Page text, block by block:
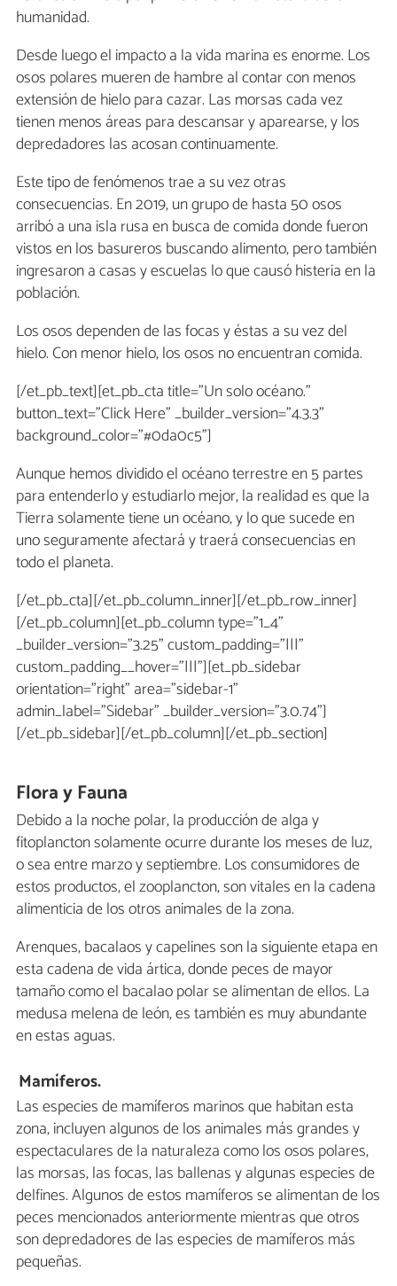
humanidad.
Desde luego el impacto a la vida marina es enorme. Los
osos polares mueren de hambre al contar con menos
extensión de hielo para cazar. Las morsas cada vez
tienen menos áreas para descansar y aparearse, y los
depredadores las acosan continuamente.
Este tipo de fenómenos trae a su vez otras
consecuencias. En 2019, un grupo de hasta 50 osos
arribó a una isla rusa en busca de comida donde fueron
vistos en los basureros buscando alimento, pero también
ingresaron a casas y escuelas lo que causó histeria en la
población.
Los osos dependen de las focas y éstas a su vez del
hielo. Con menor hielo, los osos no encuentran comida.
[/et_pb_text][et_pb_cta title="Un solo océano."
button_text="Click Here" _builder_version="4.3.3"
background_color="#0da0c5"]
Aunque hemos dividido el océano terrestre en 5 partes
para entenderlo y estudiarlo mejor, la realidad es que la
Tierra solamente tiene un océano, y lo que sucede en
uno seguramente afectará y traerá consecuencias en
todo el planeta.
[/et_pb_cta][/et_pb_column_inner][/et_pb_row_inner]
[/et_pb_column][et_pb_column type="1_4"
_builder_version="3.25" custom_padding="|||"
custom_padding__hover="|||"][et_pb_sidebar
orientation="right" area="sidebar-1"
admin_label="Sidebar" _builder_version="3.0.74"]
[/et_pb_sidebar][/et_pb_column][/et_pb_section]
Flora y Fauna
Debido a la noche polar, la producción de alga y
fitoplancton solamente ocurre durante los meses de luz,
o sea entre marzo y septiembre. Los consumidores de
estos productos, el zooplancton, son vitales en la cadena
alimenticia de los otros animales de la zona.
Arenques, bacalaos y capelines son la siguiente etapa en
esta cadena de vida ártica, donde peces de mayor
tamaño como el bacalao polar se alimentan de ellos. La
medusa melena de león, es también es muy abundante
en estas aguas.
Mamíferos.
Las especies de mamíferos marinos que habitan esta
zona, incluyen algunos de los animales más grandes y
espectaculares de la naturaleza como los osos polares,
las morsas, las focas, las ballenas y algunas especies de
delfines. Algunos de estos mamíferos se alimentan de los
peces mencionados anteriormente mientras que otros
son depredadores de las especies de mamíferos más
pequeñas.